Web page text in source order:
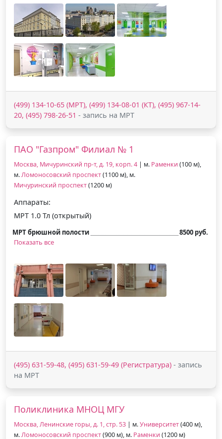
(499) 134-10-65 (МРТ), (499) 134-08-01 (КТ), (495) 967-14-
20, (495) 798-26-51 - запись на МРТ
ПАО "Газпром" Филиал № 1
Москва, Мичуринский пр-т, д. 19, корп. 4 | м. Раменки (100 м),
м.Ломоносовский проспект(1100 м), м.
Мичуринский проспект(1200 м)
Аппараты:
МРТ 1.0 Тл (открытый)
МРТ брюшной полости
8500 руб.
Показать все
(495) 631-59-48, (495) 631-59-49 (Регистратура) - запись
на МРТ
Поликлиника МНОЦ МГУ
Москва, Ленинские горы, д. 1, стр. 53 | м.Университет(400 м),
м.Ломоносовский проспект(900 м), м. Раменки (1200 м)